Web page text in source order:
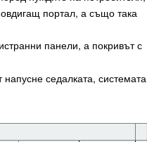
портал, а също така
панели, а покривът с
седалката, системата